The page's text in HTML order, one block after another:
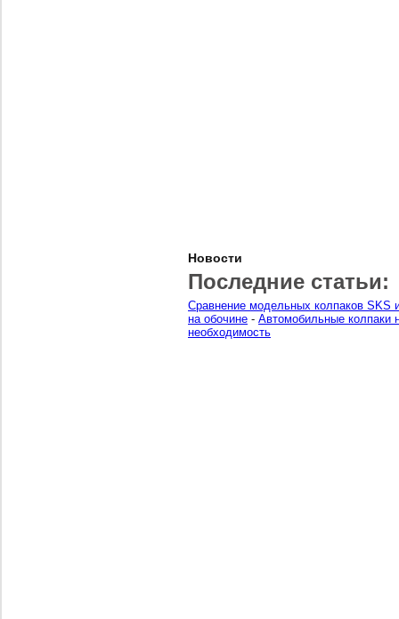
Новости
Последние статьи:
Сравнение модельных колпаков SKS
на обочине - Автомобильные колпаки
необходимость